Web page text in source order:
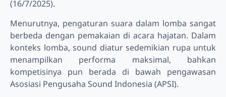
(16/7/2025).
Menurutnya, pengaturan suara dalam lomba sangat
berbeda dengan pemakaian di acara hajatan. Dalam
konteks lomba, sound diatur sedemikian rupa untuk
menampilkan performa maksimal, bahkan
kompetisinya pun berada di bawah pengawasan
Asosiasi Pengusaha Sound Indonesia (APSI).